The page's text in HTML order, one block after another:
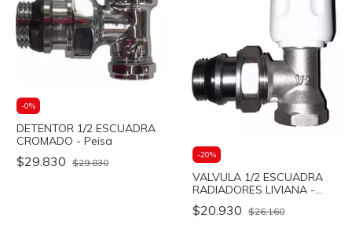
-0%
DETENTOR 1/2 ESCUADRA
CROMADO - Peisa
$29.830 $29.830
-20%
VALVULA 1/2 ESCUADRA
RADIADORES LIVIANA -
Peisa
$20.930 $26.160